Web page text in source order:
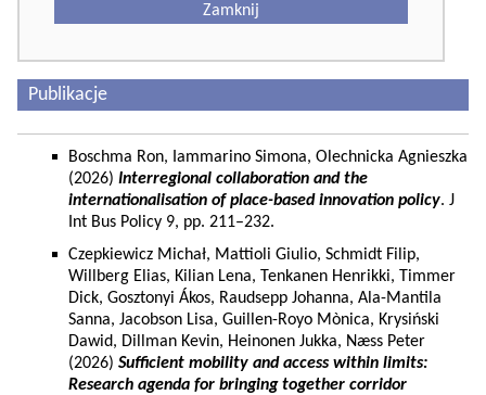
Zamknij
Publikacje
Boschma Ron, Iammarino Simona, Olechnicka Agnieszka
(2026) Interregional collaboration and the
internationalisation of place-based innovation policy. J
Int Bus Policy 9, pp. 211–232.
Czepkiewicz Michał, Mattioli Giulio, Schmidt Filip,
Willberg Elias, Kilian Lena, Tenkanen Henrikki, Timmer
Dick, Gosztonyi Ákos, Raudsepp Johanna, Ala-Mantila
Sanna, Jacobson Lisa, Guillen-Royo Mònica, Krysiński
Dawid, Dillman Kevin, Heinonen Jukka, Næss Peter
(2026) Sufficient mobility and access within limits:
Research agenda for bringing together corridor